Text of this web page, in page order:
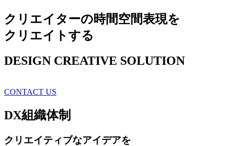
クリエイターの時間空間表現を
クリエイトする
DESIGN CREATIVE SOLUTION
CONTACT US
DX組織体制
クリエイティブなアイデアを